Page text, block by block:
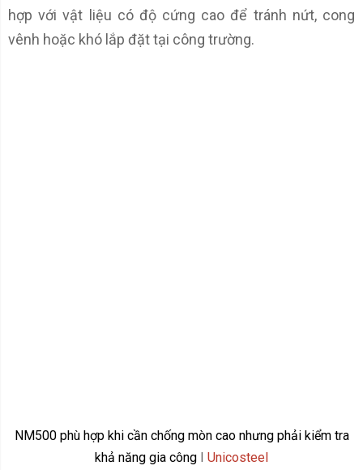
hợp với vật liệu có độ cứng cao để tránh nứt, cong
vênh hoặc khó lắp đặt tại công trường.
NM500 phù hợp khi cần chống mòn cao nhưng phải kiểm tra
khả năng gia công I Unicosteel